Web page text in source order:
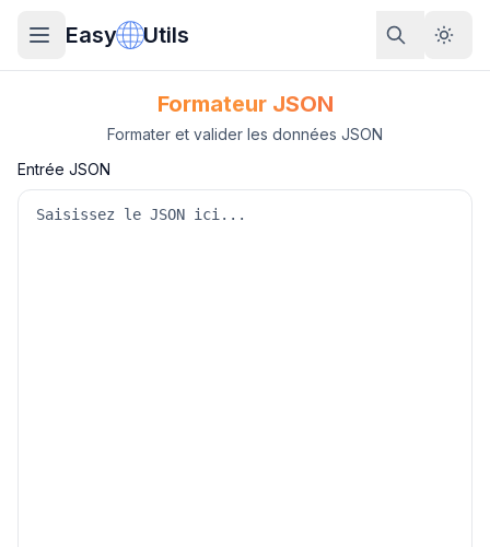
Easy Utils
Formateur JSON
Formater et valider les données JSON
Entrée JSON